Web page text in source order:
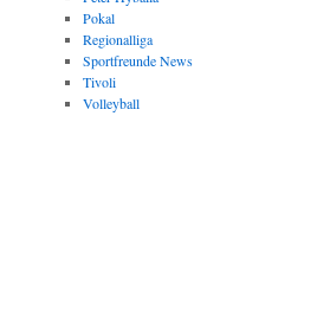
Pokal
Regionalliga
Sportfreunde News
Tivoli
Volleyball